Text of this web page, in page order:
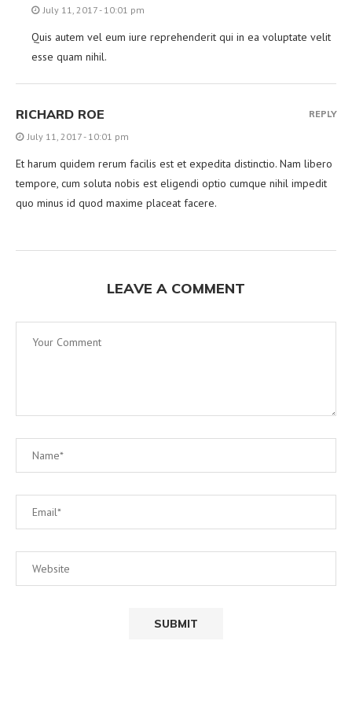
July 11, 2017 - 10:01 pm
Quis autem vel eum iure reprehenderit qui in ea voluptate velit
esse quam nihil.
RICHARD ROE
July 11, 2017 - 10:01 pm
Et harum quidem rerum facilis est et expedita distinctio. Nam libero
tempore, cum soluta nobis est eligendi optio cumque nihil impedit
quo minus id quod maxime placeat facere.
REPLY
LEAVE A COMMENT